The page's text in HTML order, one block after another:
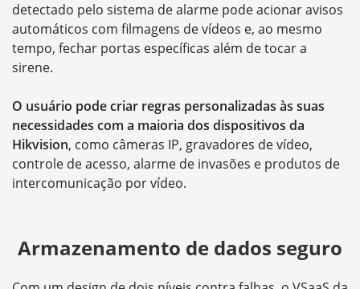
detectado pelo sistema de alarme pode acionar avisos
automáticos com filmagens de vídeos e, ao mesmo
tempo, fechar portas específicas além de tocar a
sirene.
O usuário pode criar regras personalizadas às suas
necessidades com a maioria dos dispositivos da
Hikvision, como câmeras IP, gravadores de vídeo,
controle de acesso, alarme de invasões e produtos de
intercomunicação por vídeo.
Armazenamento de dados seguro